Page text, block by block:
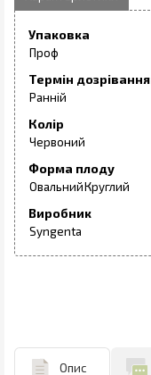
Упаковка
Проф
Термін дозрівання
Ранній
Колір
Червоний
Форма плоду
ОвальнийКруглий
Виробник
Syngenta
Опис